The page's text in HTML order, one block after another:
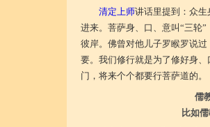
清定上师讲话里提到：众生
进来。菩萨身、口、意叫“三轮
彼岸。佛曾对他儿子罗睺罗说
要。我们修行就是为了修好身
门，将来个个都要行菩萨道的。
儒
比如